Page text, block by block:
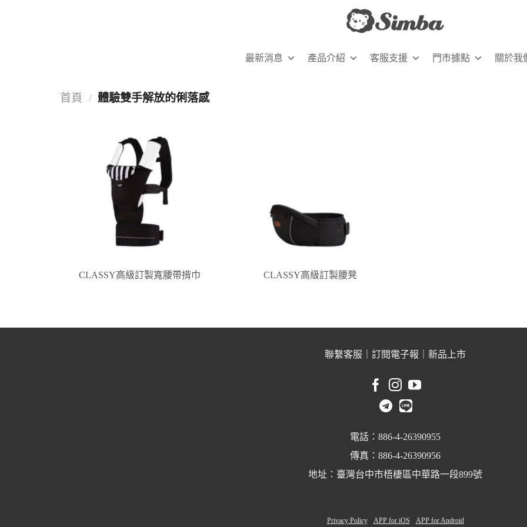
最新消息 產品介紹 客服支援 門市據點 關於我
首頁 / 體驗雙手解放的俐落感
CLASSY高級訂製寬腰帶揹巾 CLASSY高級訂製腰凳
聯繫客服 訂閱電子報 新品上市
電話：886-4-26390955
傳真：886-4-26390956
地址：臺灣台中市梧棲區中華路一段899號
Privacy Policy APP for iOS APP for Android